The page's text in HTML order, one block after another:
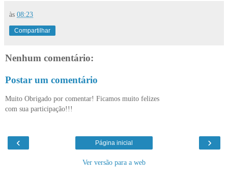
às 08:23
Compartilhar
Nenhum comentário:
Postar um comentário
Muito Obrigado por comentar! Ficamos muito felizes
com sua participação!!!
‹ ›
Página inicial
Ver versão para a web